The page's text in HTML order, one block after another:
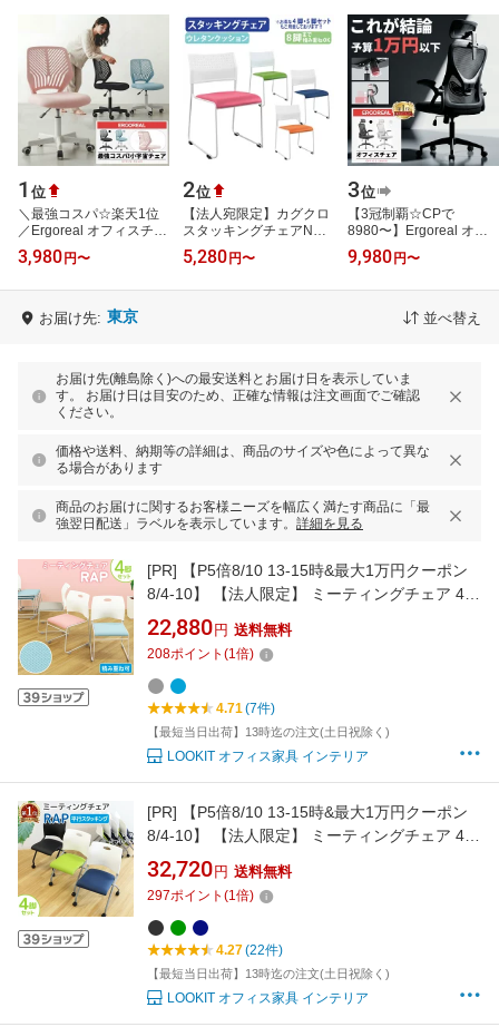
1 位
＼最強コスパ☆楽天1位
／Ergoreal オフィスチェ
ア デスクチェア 椅子 パ
ソコンチェア メッシュ
3,980 円〜
2位
【法人宛限定】カグクロ
スタッキングチェアNPT
レザータイプ オフィスチ
ェア 事務椅子 ミーティ
5,280 円〜
3位
【3冠制覇☆CPで
8980〜】Ergoreal オフ
ィスチェア 在宅ワークに
最適 人間工学 ハイバッ
9,980 円〜
お届け先: 東京 並べ替え
お届け先(離島除く)への最安送料とお届け日を表示していま
す。 お届け日は目安のため、正確な情報は注文画面でご確認
ください。
価格や送料、納期等の詳細は、商品のサイズや色によって異な
る場合があります
商品のお届けに関するお客様ニーズを幅広く満たす商品に「最
強翌日配送」ラベルを表示しています。 詳細を見る
[PR]
【P5倍8/10 13-15時&最大1万円クーポン
8/4-10】 【法人限定】 ミーティングチェア 4脚
セット スタッキングチェア 会議用椅子 メッシ
ュ 会議チェア スタック 椅子 軽量 積み重ね ル
ープ脚 会議室 Rap-SCM-S4
22,880 円 送料無料
208ポイント (1倍)
4.71(7件)
【最短当日出荷】13時迄の注文(土日祝除く)
LOOKIT オフィス家具 インテリア
[PR]
【P5倍8/10 13-15時&最大1万円クーポン
8/4-10】 【法人限定】 ミーティングチェア 4脚
セット ネスティングチェア 椅子 平行スタッキ
ング 会議用椅子 会議チェア 軽量 移動 キャスタ
ー 会議室 完成品 Rap-NC-S4
32,720 円 送料無料
297ポイント (1倍)
4.27(22件)
【最短当日出荷】13時迄の注文(土日祝除く)
LOOKIT オフィス家具 インテリア